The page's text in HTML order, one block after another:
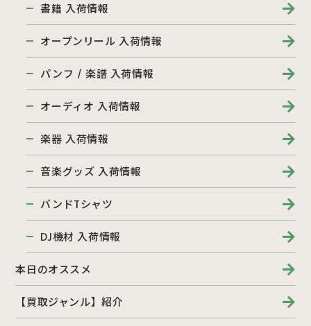
書籍 入荷情報
オープンリール 入荷情報
パンフ / 楽譜 入荷情報
オーディオ 入荷情報
楽器 入荷情報
音楽グッズ 入荷情報
バンドTシャツ
DJ機材 入荷情報
本日のオススメ
【買取ジャンル】紹介